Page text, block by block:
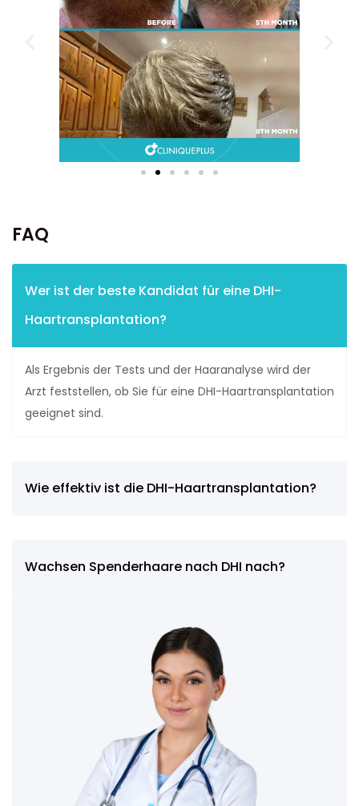
FAQ
Wer ist der beste Kandidat für eine DHI-
Haartransplantation?
Als Ergebnis der Tests und der Haaranalyse wird der
Arzt feststellen, ob Sie für eine DHI-Haartransplantation
geeignet sind.
Wie effektiv ist die DHI-Haartransplantation?
Wachsen Spenderhaare nach DHI nach?